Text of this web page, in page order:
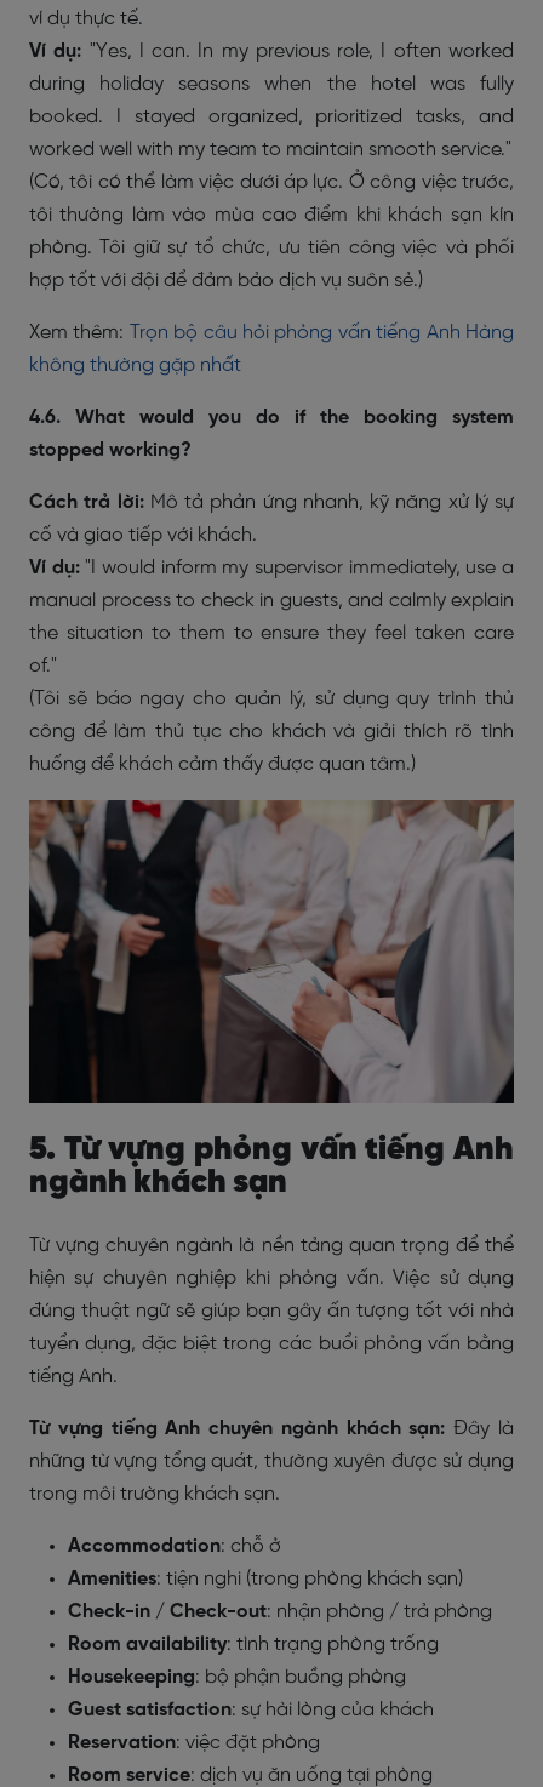
ví dụ thực tế.
Ví dụ: "Yes, I can. In my previous role, I often worked
during holiday seasons when the hotel was fully
booked. I stayed organized, prioritized tasks, and
worked well with my team to maintain smooth service."
(Có, tôi có thể làm việc dưới áp lực. Ở công việc trước,
tôi thường làm vào mùa cao điểm khi khách sạn kín
phòng. Tôi giữ sự tổ chức, ưu tiên công việc và phối
hợp tốt với đội để đảm bảo dịch vụ suôn sẻ.)
Xem thêm:
Trọn bộ câu hỏi phỏng vấn tiếng Anh Hàng
không thường gặp nhất
4.6. What would you do if the booking system
stopped working?
Cách trả lời:Mô tả phản ứng nhanh, kỹ năng xử lý sự
cố và giao tiếp với khách.
Ví dụ: "I would inform my supervisor immediately, use a
manual process to check in guests, and calmly explain
the situation to them to ensure they feel taken care
of."
(Tôi sẽ báo ngay cho quản lý, sử dụng quy trình thủ
công để làm thủ tục cho khách và giải thích rõ tình
huống để khách cảm thấy được quan tâm.)
5. Từ vựng phỏng vấn tiếng Anh
ngành khách sạn
Từ vựng chuyên ngành là nền tảng quan trọng để thể
hiện sự chuyên nghiệp khi phỏng vấn. Việc sử dụng
đúng thuật ngữ sẽ giúp bạn gây ấn tượng tốt với nhà
tuyển dụng, đặc biệt trong các buổi phỏng vấn bằng
tiếng Anh.
Từ vựng tiếng Anh chuyên ngành khách sạn:Đây là
những từ vựng tổng quát, thường xuyên được sử dụng
trong môi trường khách sạn.
Accommodation: chỗ ở
Amenities: tiện nghi (trong phòng khách sạn)
Check-in / Check-out: nhận phòng / trả phòng
Room availability: tình trạng phòng trống
Housekeeping: bộ phận buồng phòng
Guest satisfaction: sự hài lòng của khách
Reservation: việc đặt phòng
Room service: dịch vụ ăn uống tại phòng